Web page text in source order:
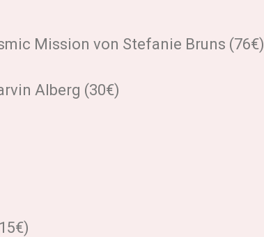
Mission von Stefanie Bruns (76€)
Alberg (30€)